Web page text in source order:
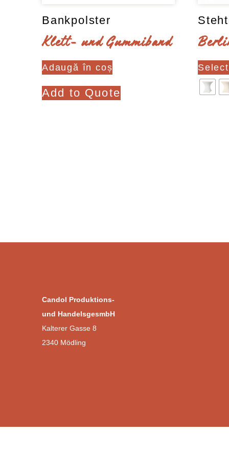
Bankpolster
Klett- und Gummiband
Adaugă în coș
Add to Quote
Candol Produktions-
und HandelsgesmbH
Kalterer Gasse 8
2340 Mödling